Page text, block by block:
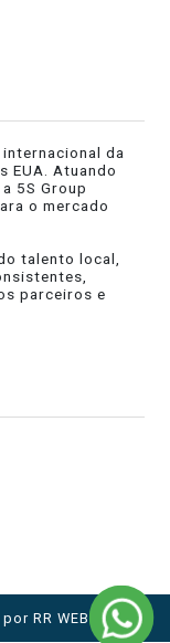
da
EUA. Atuando
5S Group
o mercado
talento local,
parceiros e
por RR WEB HOST